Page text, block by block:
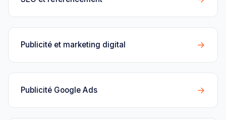
Publicité et marketing digital →
Publicité Google Ads →